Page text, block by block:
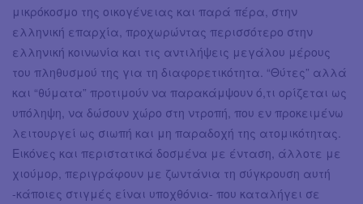
μικρόκοσμο της οικογένειας και παρά πέρα, στην
ελληνική επαρχία, προχωρώντας περισσότερο στην
ελληνική κοινωνία και τις αντιλήψεις μεγάλου μέρους
του πληθυσμού της για τη διαφορετικότητα. “Θύτες” αλλά
και “θύματα” προτιμούν να παρακάμψουν ό,τι ορίζεται ως
υπόληψη, να δώσουν χώρο στη ντροπή, που εν προκειμένω
λειτουργεί ως σιωπή και μη παραδοχή της ατομικότητας.
Εικόνες και περιστατικά δοσμένα με ένταση, άλλοτε με
χιούμορ, περιγράφουν με ζωντάνια τη σύγκρουση αυτή
-κάποιες στιγμές είναι υποχθόνια- που καταλήγει σε